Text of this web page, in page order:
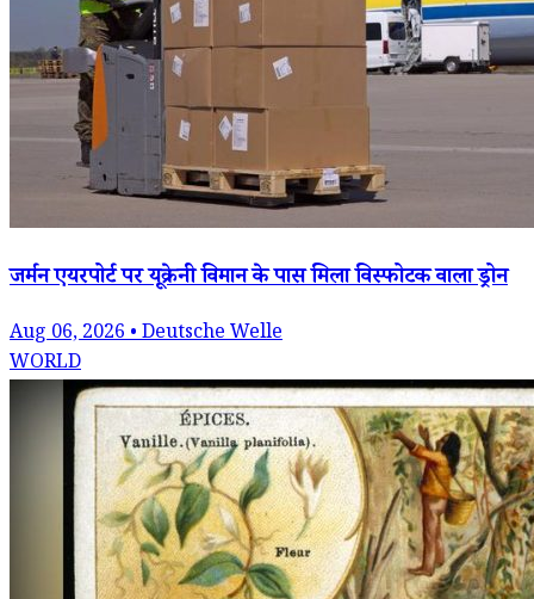
जर्मन एयरपोर्ट पर यूक्रेनी विमान के पास मिला विस्फोटक वाला ड्रोन
Aug 06, 2026 • Deutsche Welle
WORLD